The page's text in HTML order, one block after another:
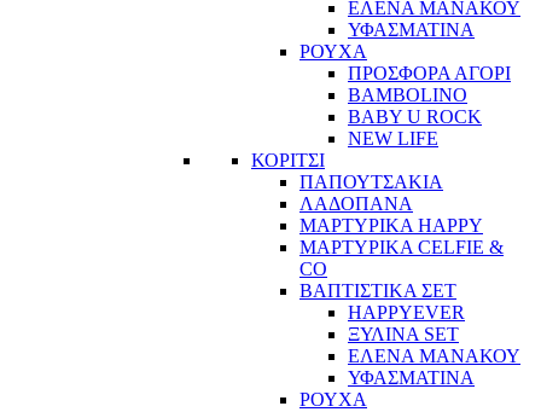
ΕΛΕΝΑ ΜΑΝΑΚΟΥ
ΥΦΑΣΜΑΤΙΝΑ
ΡΟΥΧΑ
ΠΡΟΣΦΟΡΑ ΑΓΟΡΙ
BAMBOLINO
BABY U ROCK
NEW LIFE
ΚΟΡΙΤΣΙ
ΠΑΠΟΥΤΣΑΚΙΑ
ΛΑΔΟΠΑΝΑ
ΜΑΡΤΥΡΙΚΑ HAPPY
ΜΑΡΤΥΡΙΚΑ CELFIE &
CO
ΒΑΠΤΙΣΤΙΚΑ ΣΕΤ
HAPPYEVER
ΞΥΛΙΝΑ SET
ΕΛΕΝΑ ΜΑΝΑΚΟΥ
ΥΦΑΣΜΑΤΙΝΑ
ΡΟΥΧΑ